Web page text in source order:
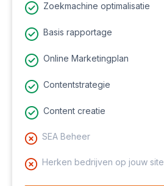
Zoekmachine optimalisatie
Basis rapportage
Online Marketingplan
Contentstrategie
Content creatie
SEA Beheer
Herken bedrijven op jouw site